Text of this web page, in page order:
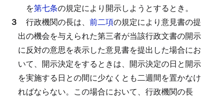
を第七条の規定により開示しようとするとき。
３ 行政機関の長は、 前二項の規定により意見書の提
出の機会を与えられた第三者が当該行政文書の開示
に反対の意思を表示した意見書を提出した場合にお
いて、開示決定をするときは、開示決定の日と開示
を実施する日との間に少なくとも二週間を置かなけ
ればならない。 この場合において、行政機関の長